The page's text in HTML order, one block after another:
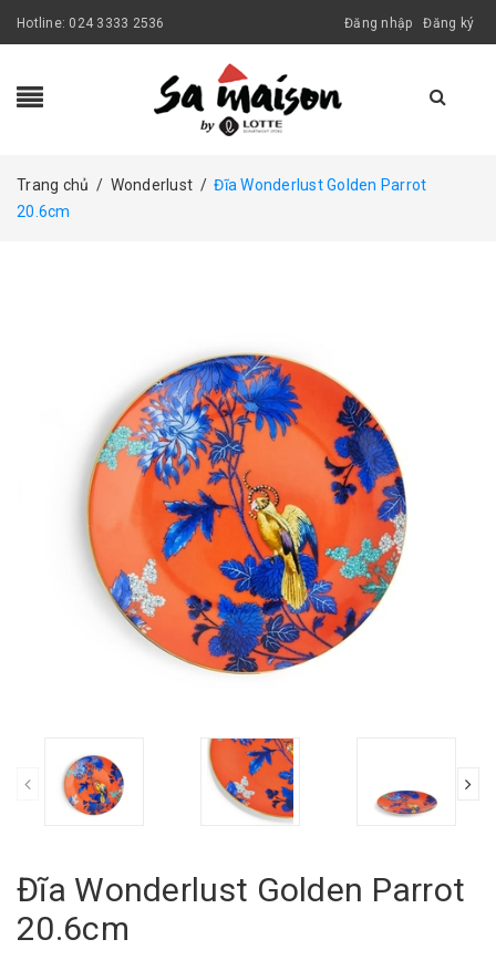
Hotline: 024 3333 2536 Đăng nhập Đăng ký
Trang chủ / Wonderlust / Đĩa Wonderlust Golden Parrot
20.6cm
Đĩa Wonderlust Golden Parrot
20.6cm